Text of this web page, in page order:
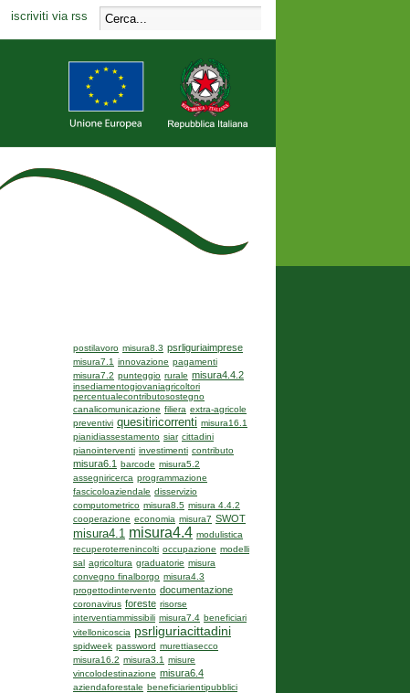
iscriviti via rss
postilavoro misura8.3 psrliguriaimprese
misura7.1 innovazione pagamenti
misura7.2 punteggio rurale misura4.4.2
insediamentogiovaniagricoltori
percentualecontributosostegno
canalicomunicazione filiera extra-agricole
preventivi quesitiricorrenti misura16.1
pianidiassestamento siar cittadini
pianointerventi investimenti contributo
misura6.1 barcode misura5.2
assegniricerca programmazione
fascicoloaziendale disservizio
computometrico misura8.5 misura 4.4.2
cooperazione economia misura7 SWOT
misura4.1 misura4.4 modulistica
recuperoterrenincolti occupazione modelli
sal agricoltura graduatorie misura
convegno finalborgo misura4.3
progettodintervento documentazione
coronavirus foreste risorse
interventiammissibili misura7.4 beneficiari
vitellonicoscia psrliguriacittadini
spidweek password murettiasecco
misura16.2 misura3.1 misure
vincolodestinazione misura6.4
aziendaforestale beneficiarientipubblici